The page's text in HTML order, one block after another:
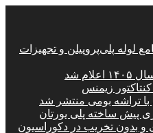
لوله پلی‌پروپیلن و تجهیزات
شد
زیمنس
تراشه بومی منتشر شد
پیش ساخته پلی یورتان
بدون تخریب در دکوراسیون